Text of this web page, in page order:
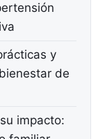
y
de
impacto: